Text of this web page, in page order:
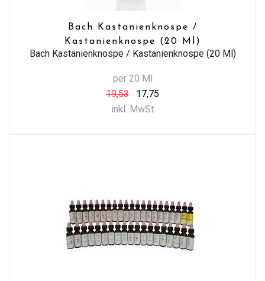
Bach Kastanienknospe /
Kastanienknospe (20 Ml)
Bach Kastanienknospe / Kastanienknospe (20 Ml)
per 20 Ml
19,53
17,75
inkl. MwSt